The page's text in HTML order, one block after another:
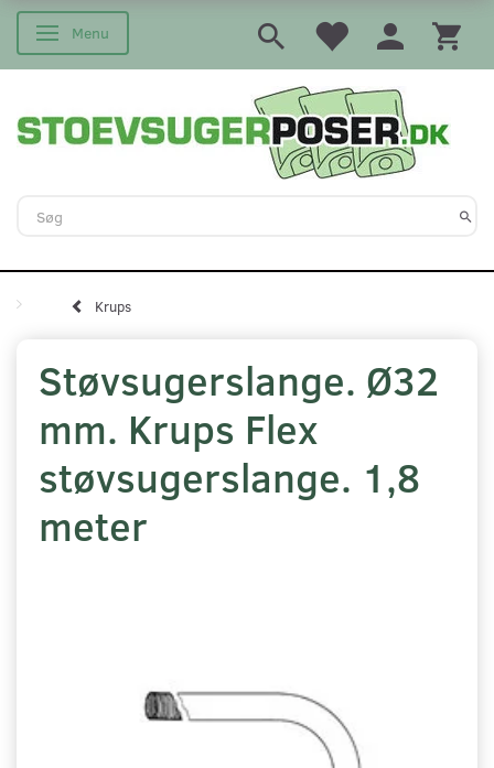
Skifte navigation
Menu
Krups
Støvsugerslange. Ø32
mm. Krups Flex
støvsugerslange. 1,8
meter